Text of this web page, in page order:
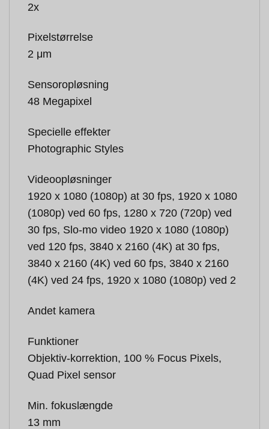
2x
Pixelstørrelse
2 μm
Sensoropløsning
48 Megapixel
Specielle effekter
Photographic Styles
Videoopløsninger
1920 x 1080 (1080p) at 30 fps, 1920 x 1080
(1080p) ved 60 fps, 1280 x 720 (720p) ved
30 fps, Slo-mo video 1920 x 1080 (1080p)
ved 120 fps, 3840 x 2160 (4K) at 30 fps,
3840 x 2160 (4K) ved 60 fps, 3840 x 2160
(4K) ved 24 fps, 1920 x 1080 (1080p) ved 2
Andet kamera
Funktioner
Objektiv-korrektion, 100 % Focus Pixels,
Quad Pixel sensor
Min. fokuslængde
13 mm